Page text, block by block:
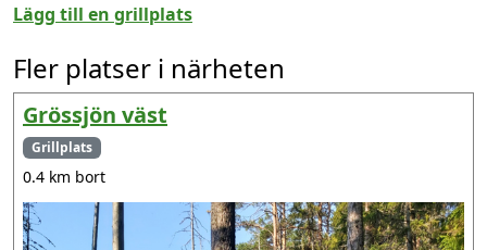
Lägg till en grillplats
Fler platser i närheten
Grössjön väst
Grillplats
0.4 km bort